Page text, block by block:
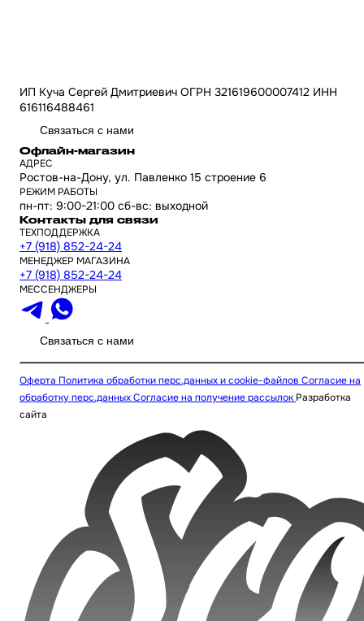
ИП Куча Сергей Дмитриевич ОГРН 321619600007412 ИНН
616116488461
Связаться с нами
Офлайн-магазин
АДРЕС
Ростов-на-Дону, ул. Павленко 15 строение 6
РЕЖИМ РАБОТЫ
пн-пт: 9:00-21:00 сб-вс: выходной
Контакты для связи
ТЕХПОДДЕРЖКА
+7 (918) 852-24-24
МЕНЕДЖЕР МАГАЗИНА
+7 (918) 852-24-24
МЕССЕНДЖЕРЫ
Связаться с нами
Оферта Политика обработки перс.данных и cookie-файлов Согласие на
обработку перс.данныхСогласие на получение рассылок Разработка
сайта